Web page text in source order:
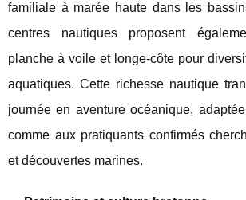
familiale à marée haute dans les
centres nautiques proposent
planche à voile et longe-côte pour
aquatiques. Cette richesse nautique
journée en aventure océanique,
comme aux pratiquants confirmés
et découvertes marines.